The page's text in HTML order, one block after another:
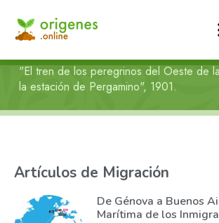
"El tren de los peregrinos del Oeste de
la estación de Pergamino", 1901.
Artículos de Migración
De Génova a Buenos
Marítima de los